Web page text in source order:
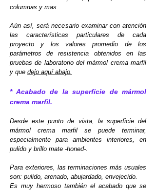
columnas y mas.
Aùn así, será necesario examinar con atención
las características particulares de cada
proyecto y los valores promedio de los
parámetros de resistencia obtenidos en las
pruebas de laboratorio del mármol crema marfil
y que dejo aquí abajo.
* Acabado de la superficie de mármol
crema marfil.
Desde este punto de vista, la superficie del
mármol crema marfil se puede terminar,
especialmente para ambientes interiores, en
pulido y brillo mate -honed-.
Para exteriores, las terminaciones más usuales
son: pulido, arenado, abujardado, envejecido.
Es muy hermoso también el acabado que se